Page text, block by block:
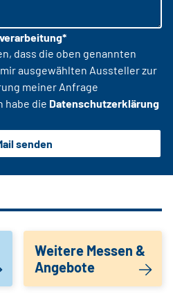
dass die oben genannten
ausgewählten Aussteller zur
meiner Anfrage
habe die Datenschutzerklärung
senden
Weitere Messen &
Angebote